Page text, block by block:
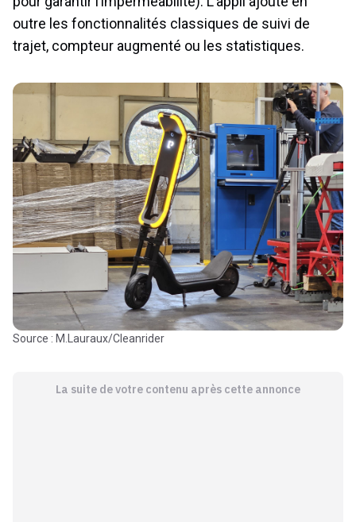
outre les fonctionnalités classiques de suivi de
trajet, compteur augmenté ou les statistiques.
Source : M.Lauraux/Cleanrider
La suite de votre contenu après cette annonce